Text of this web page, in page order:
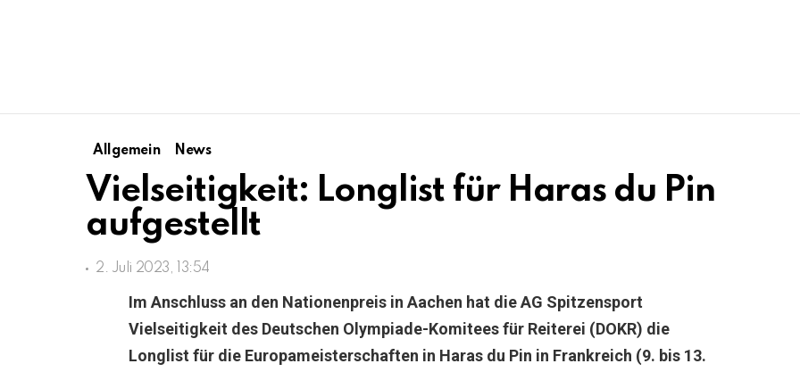
Allgemein News
Vielseitigkeit: Longlist für Haras du Pin
aufgestellt
2. Juli 2023, 13:54
Im Anschluss an den Nationenpreis in Aachen hat die AG Spitzensport
Vielseitigkeit des Deutschen Olympiade-Komitees für Reiterei (DOKR) die
Longlist für die Europameisterschaften in Haras du Pin in Frankreich (9. bis 13.